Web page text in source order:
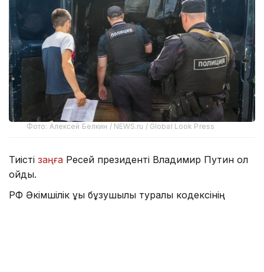
Фото: Алексей Белкин / NEWS.ru / Global Look Press
Тиісті заңға Ресей президенті Владимир Путин қол
қойды.
РФ Әкімшілік құқық бұзушылық туралы кодексінің